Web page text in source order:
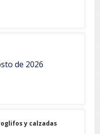
de 2026
y calzadas